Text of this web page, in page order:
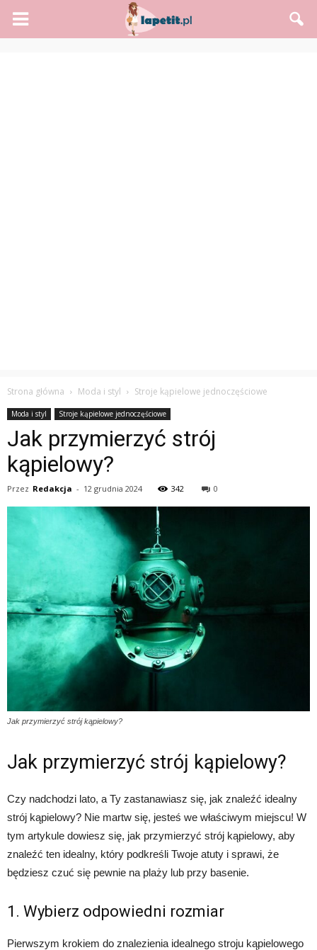
Strona główna Moda i styl Stroje kąpielowe jednoczęściowe
Moda i styl Stroje kąpielowe jednoczęściowe
Jak przymierzyć strój
kąpielowy?
Przez Redakcja - 12 grudnia 2024 342 0
Jak przymierzyć strój kąpielowy?
Jak przymierzyć strój kąpielowy?
Czy nadchodzi lato, a Ty zastanawiasz się, jak znaleźć idealny
strój kąpielowy? Nie martw się, jesteś we właściwym miejscu! W
tym artykule dowiesz się, jak przymierzyć strój kąpielowy, aby
znaleźć ten idealny, który podkreśli Twoje atuty i sprawi, że
będziesz czuć się pewnie na plaży lub przy basenie.
1. Wybierz odpowiedni rozmiar
Pierwszym krokiem do znalezienia idealnego stroju kąpielowego